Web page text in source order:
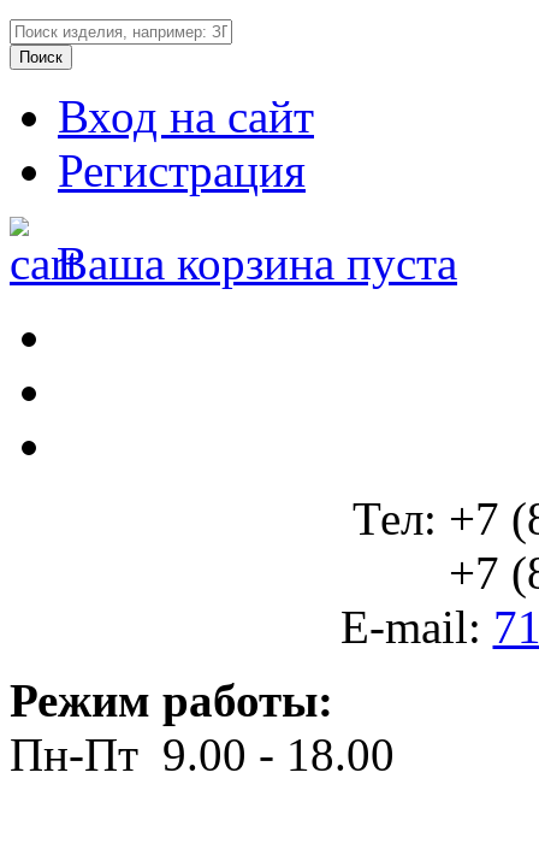
Вход на сайт
Регистрация
Ваша корзина пуста
Тел: +7
+7
E-mail:
Режим работы:
Пн-Пт 9.00 - 18.00